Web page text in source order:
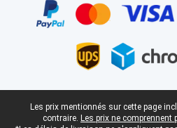
Pied-de-page légal
Les prix mentionnés sur cette page
contraire. Les prix ne